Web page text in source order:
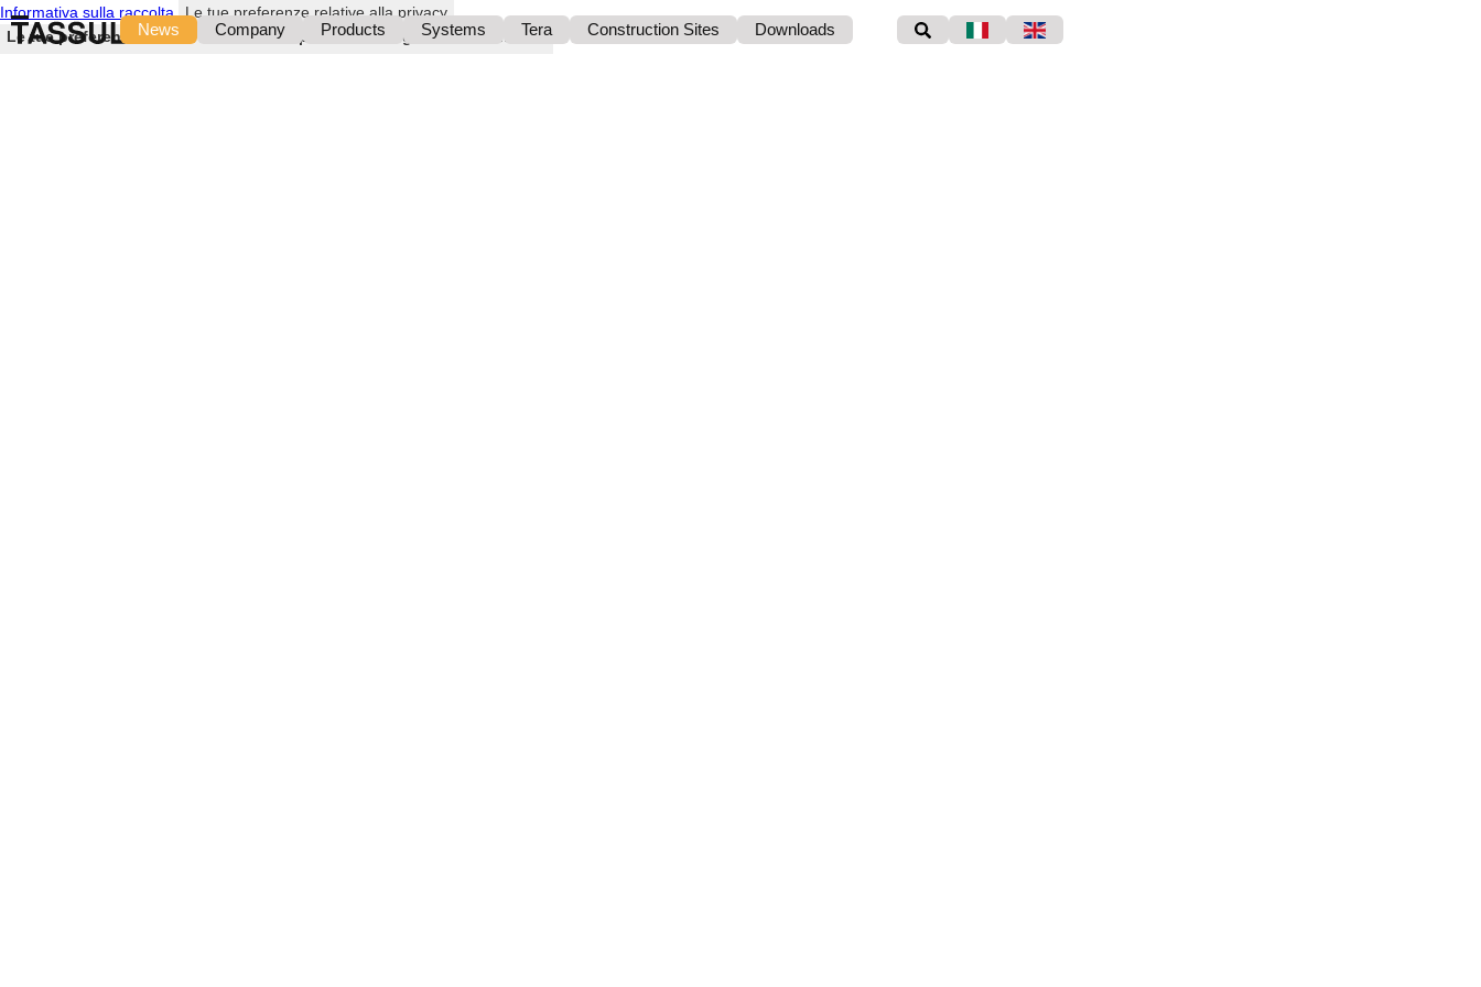
News Company Products Systems Tera Construction Sites Downloads
Informativa sulla raccolta
Le tue preferenze relative alla privacy
Le tue preferenze relative al consenso per le tecnologie di tracciamento